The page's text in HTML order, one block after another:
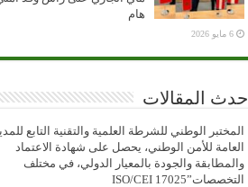
هام
6 مايو 2026
أحدث المقالات
المختبر الوطني للشرطة العلمية والتقنية التابع
العامة للأمن الوطني، يحصل على شهادة الاعتماد
والمطابقة والجودة بالمعيار الدولي، في مختلف
التخصصات”ISO/CEI 17025